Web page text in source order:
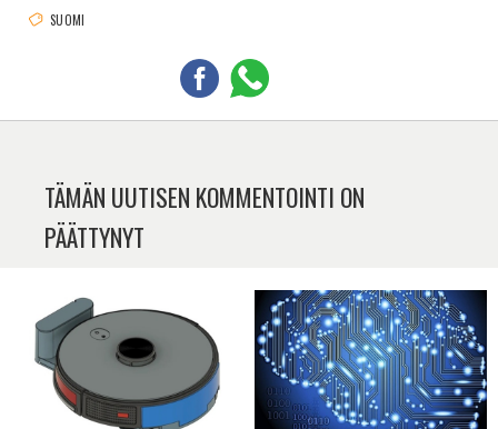
SUOMI
TÄMÄN UUTISEN KOMMENTOINTI ON
PÄÄTTYNYT